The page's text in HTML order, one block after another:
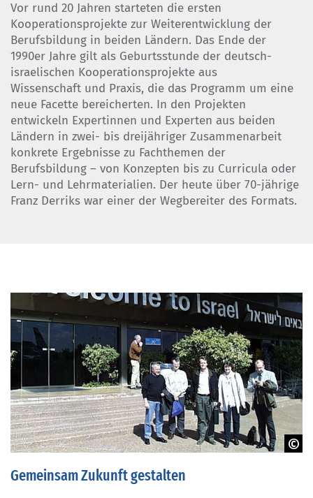
Vor rund 20 Jahren starteten die ersten
Kooperationsprojekte zur Weiterentwicklung der
Berufsbildung in beiden Ländern. Das Ende der
1990er Jahre gilt als Geburtsstunde der deutsch-
israelischen Kooperationsprojekte aus
Wissenschaft und Praxis, die das Programm um eine
neue Facette bereicherten. In den Projekten
entwickeln Expertinnen und Experten aus beiden
Ländern in zwei- bis dreijähriger Zusammenarbeit
konkrete Ergebnisse zu Fachthemen der
Berufsbildung – von Konzepten bis zu Curricula oder
Lern- und Lehrmaterialien. Der heute über 70-jährige
Franz Derriks war einer der Wegbereiter des Formats.
Gemeinsam Zukunft gestalten